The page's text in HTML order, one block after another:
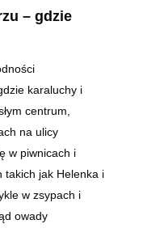
– gdzie
karaluchy i
centrum,
na ulicy
w piwnicach i
takich jak Helenka i
w zsypach i
owady